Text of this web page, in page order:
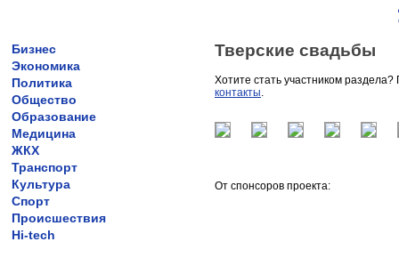
Бизнес
Экономика
Политика
Общество
Образование
Медицина
ЖКХ
Транспорт
Культура
Спорт
Происшествия
Hi-tech
Тверские свадьбы
Хотите стать участником
контакты.
От спонсоров проекта: